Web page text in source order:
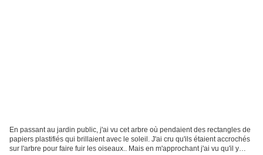
En passant au jardin public, j'ai vu cet arbre où pendaient des rectangles de
papiers plastifiés qui brillaient avec le soleil. J'ai cru qu'ils étaient accrochés
sur l'arbre pour faire fuir les oiseaux.. Mais en m'approchant j'ai vu qu'il y